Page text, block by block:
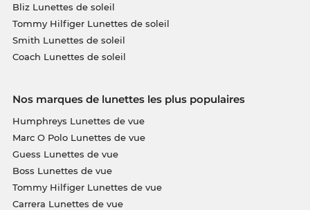
Bliz Lunettes de soleil
Tommy Hilfiger Lunettes de soleil
Smith Lunettes de soleil
Coach Lunettes de soleil
Nos marques de lunettes les plus populaires
Humphreys Lunettes de vue
Marc O Polo Lunettes de vue
Guess Lunettes de vue
Boss Lunettes de vue
Tommy Hilfiger Lunettes de vue
Carrera Lunettes de vue